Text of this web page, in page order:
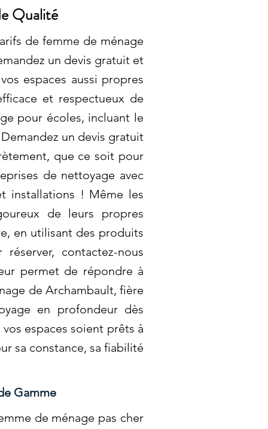
Qualité
de femme de ménage
un devis gratuit et
espaces aussi propres
et respectueux de
pour écoles, incluant le
un devis gratuit
que ce soit pour
de nettoyage avec
installations ! Même les
de leurs propres
en utilisant des produits
contactez-nous
permet de répondre à
de Archambault, fière
en profondeur dès
espaces soient prêts à
sa constance, sa fiabilité
Gamme
de ménage pas cher